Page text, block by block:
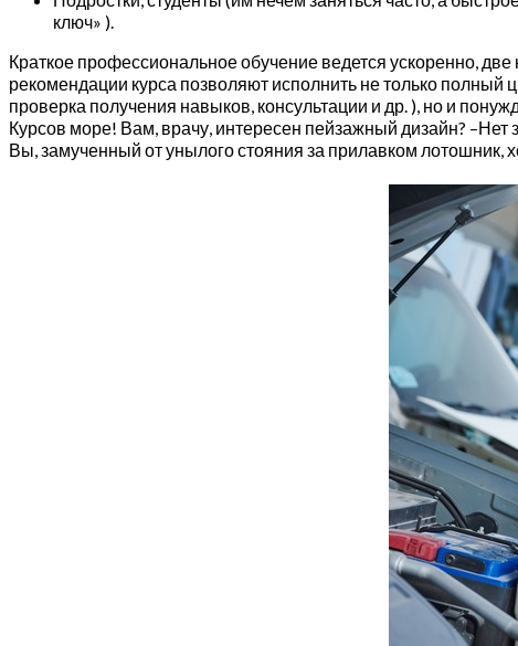
ключ» ).
Краткое профессиональное обучение ведется ускоренно,
рекомендации курса позволяют исполнить не только полный
проверка получения навыков, консультации и др. ), но и
Курсов море! Вам, врачу, интересен пейзажный дизайн? –Нет
Вы, замученный от унылого стояния за прилавком